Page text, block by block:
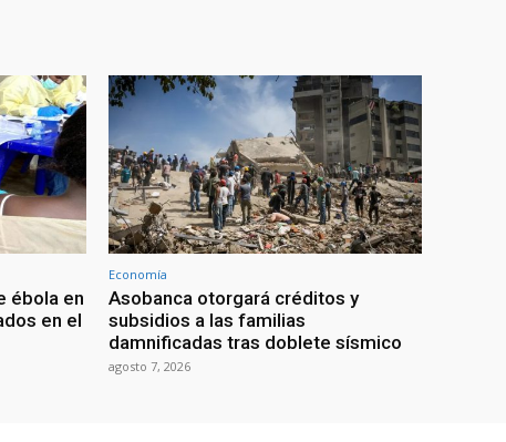
ébola en
en el
Economía
Asobanca otorgará créditos y
subsidios a las familias
damnificadas tras doblete sísmico
agosto 7, 2026